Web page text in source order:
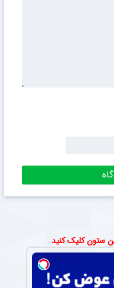
ستون کلیک کنید